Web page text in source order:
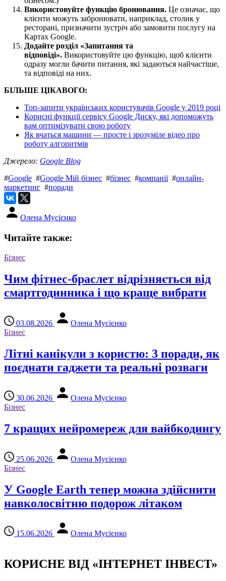
Використовуйте функцію бронювання. Це означає, що
клієнти можуть забронювати, наприклад, столик у
ресторані, призначити зустріч або замовити послугу на
Картах Google.
Додайте розділ «Запитання та
відповіді». Використовуйте цю функцію, щоб клієнти
одразу могли бачити питання, які задаються найчастіше,
та відповіді на них.
БІЛЬШЕ ЦІКАВОГО:
Топ-запити українських користувачів Google у 2019 році
Корисні функції сервісу Google Диску, які допоможуть
вам оптимізувати свою роботу
Як вчаться машини — просте і зрозуміле відео про
роботу алгоритмів
Джерело: Google Blog
#Google #Google Мій бізнес #бізнес #компанії#онлайн-
маркетинг #поради
Олена Мусієнко
Читайте также:
Бізнес
Чим фітнес-браслет відрізняється від
смартгодинника і що краще вибрати
03.08.2026
Олена Мусієнко
Бізнес
Літні канікули з користю: 3 поради, як
поєднати гаджети та реальні розваги
30.06.2026
Олена Мусієнко
Бізнес
7 кращих нейромереж для вайбкодингу
25.06.2026
Олена Мусієнко
Бізнес
У Google Earth тепер можна здійснити
навколосвітню подорож літаком
15.06.2026 Олена Мусієнко
КОРИСНЕ ВІД «ІНТЕРНЕТ ІНВЕСТ»